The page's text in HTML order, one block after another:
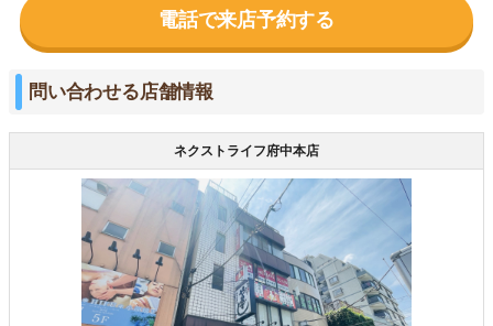
電話で来店予約する
問い合わせる店舗情報
ネクストライフ府中本店